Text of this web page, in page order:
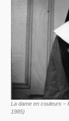
La dame en couleurs –
1985)